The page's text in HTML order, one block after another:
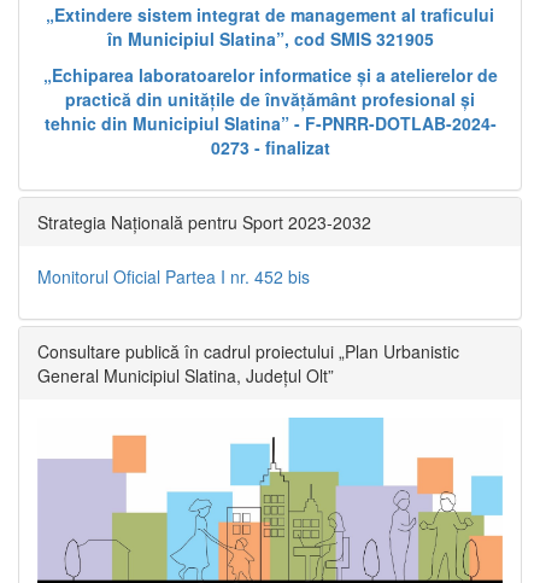
„Extindere sistem integrat de management al traficului
în Municipiul Slatina”, cod SMIS 321905
„Echiparea laboratoarelor informatice și a atelierelor de
practică din unitățile de învățământ profesional și
tehnic din Municipiul Slatina” - F-PNRR-DOTLAB-2024-
0273 - finalizat
Strategia Națională pentru Sport 2023-2032
Monitorul Oficial Partea I nr. 452 bis
Consultare publică în cadrul proiectului „Plan Urbanistic
General Municipiul Slatina, Județul Olt”